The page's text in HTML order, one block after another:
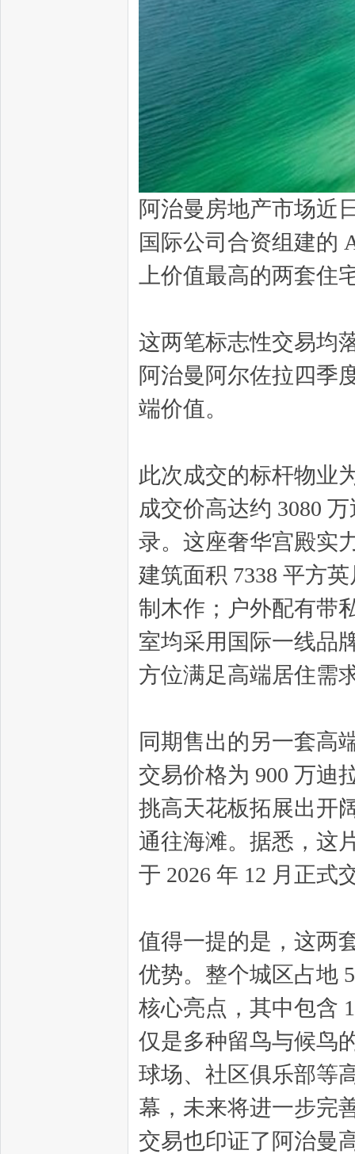
阿治曼房地产市场近
国际公司合资组建的
上价值最高的两套住
这两笔标志性交易均
阿治曼阿尔佐拉四季
端价值。
此次成交的标杆物业
成交价高达约 3080
录。这座奢华宫殿实
建筑面积 7338 平方
制木作；户外配有带
室均采用国际一线品
方位满足高端居住需
同期售出的另一套高
交易价格为 900 万迪
挑高天花板拓展出开
通往海滩。据悉，这
于 2026 年 12 月正式
值得一提的是，这两
优势。整个城区占地
核心亮点，其中包含
仅是多种留鸟与候鸟
球场、社区俱乐部等
幕，未来将进一步完
交易也印证了阿治曼